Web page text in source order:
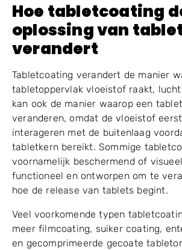
Hoe tabletcoating
oplossing van
verandert
Tabletcoating verandert de manier
tabletoppervlak vloeistof raakt,
kan ook de manier waarop een
veranderen, omdat de vloeistof
interageren met de buitenlaag
tabletkern bereikt. Sommige
voornamelijk beschermend of
functioneel en ontworpen om te
hoe de release van tablets begint.
Veel voorkomende typen
meer filmcoating, suiker coating,
en gecomprimeerde gecoate